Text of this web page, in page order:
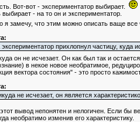
Вот-вот - экспериментатор выбирает.
выбирает - на то он и экспериментатор.
я замечу, что этим можно описать ваще
экспериментатор прихлопнул частицу, куда
он не исчезает. Он как был так и
в некое новое необратимое,
вектора состояния" - это просто
не исчезает, он является
вывод непонятен и нелогичен. Если бы
необратимо изменив его характеристику.